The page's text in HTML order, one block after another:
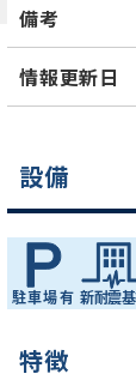
備考
情報更新日
設備
特徴